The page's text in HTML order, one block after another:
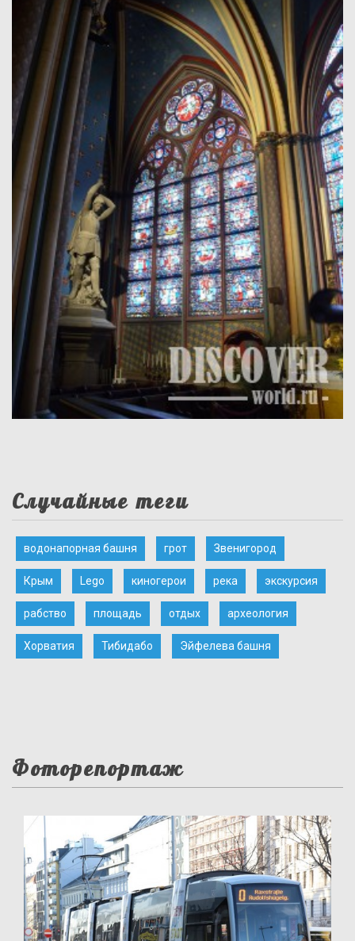
Случайные теги
водонапорная башня грот Звенигород
Крым Lego киногерои река экскурсия
рабство площадь отдых археология
Хорватия Тибидабо Эйфелева башня
Фоторепортаж